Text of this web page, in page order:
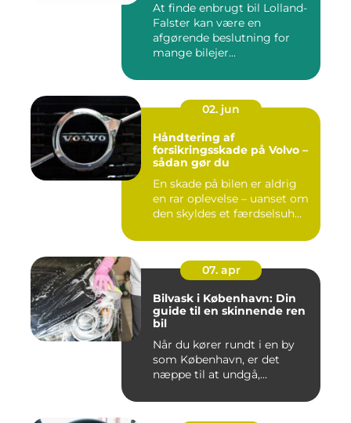
At finde enbrugt bil Lolland-
Falster kan være en
afgørende beslutning for
mange bilejer...
02. jun
Håndtering af
forsikringsskade på Volvo –
sådan gør du
En skade på bilen er aldrig
en rar oplevelse – uanset om
den skyldes et færdselsuh...
07. apr
Bilvask i København: Din
guide til en skinnende ren
bil
Når du kører rundt i en by
som København, er det
næppe til at undgå,...